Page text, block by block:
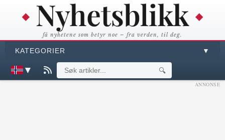
få nyhetene som betyr noe – fra verden, til deg.
KATEGORIER ▼
▼ 🔍
ANNONSE